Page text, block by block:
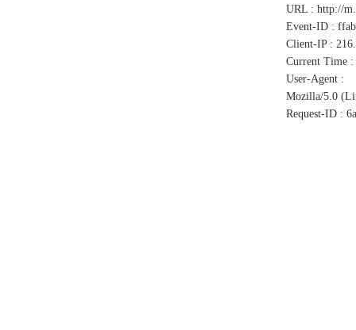
URL : http://
Event-ID :
Client-IP :
Current Time :
User-Agent :
Mozilla/5.0
Request-ID :